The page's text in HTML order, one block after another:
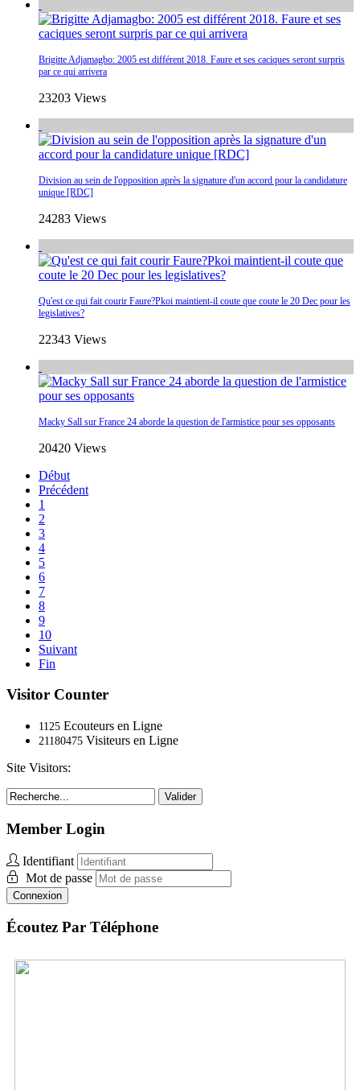
Brigitte Adjamagbo: 2005 est différent 2018. Faure et ses caciques seront surpris
par ce qui arrivera
23203 Views
Division au sein de l'opposition après la signature d'un accord pour la candidature
unique [RDC]
24283 Views
Qu'est ce qui fait courir Faure?Pkoi maintient-il coute que coute le 20 Dec pour les
legislatives?
22343 Views
Macky Sall sur France 24 aborde la question de l'armistice pour ses opposants
20420 Views
Début
Précédent
1
2
3
4
5
6
7
8
9
10
Suivant
Fin
Visitor Counter
1125 Ecouteurs en Ligne
21180475 Visiteurs en Ligne
Site Visitors:
Valider
Member Login
Identifiant
Mot de passe
Connexion
Écoutez Par Téléphone